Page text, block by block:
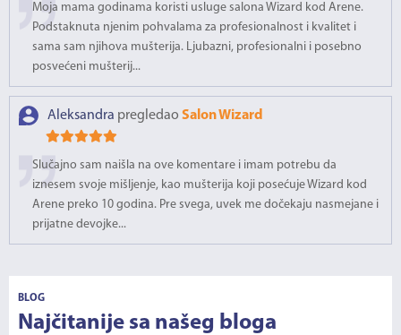
Moja mama godinama koristi usluge salona Wizard kod Arene.
Podstaknuta njenim pohvalama za profesionalnost i kvalitet i
sama sam njihova mušterija. Ljubazni, profesionalni i posebno
posvećeni mušterij...
Aleksandra pregledao Salon Wizard
Slučajno sam naišla na ove komentare i imam potrebu da
iznesem svoje mišljenje, kao mušterija koji posećuje Wizard kod
Arene preko 10 godina. Pre svega, uvek me dočekaju nasmejane i
prijatne devojke...
BLOG
Najčitanije sa našeg bloga